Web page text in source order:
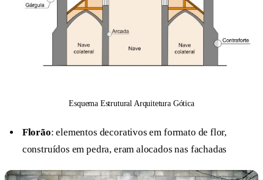
Esquema Estrutural Arquitetura Gótica
Florão: elementos decorativos em formato de flor,
construídos em pedra, eram alocados nas fachadas